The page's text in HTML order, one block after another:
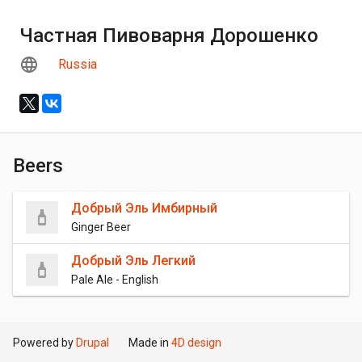
Частная Пивоварня Дорошенко
Russia
Beers
Добрый Эль Имбирный
Ginger Beer
Добрый Эль Легкий
Pale Ale - English
Powered by Drupal Made in 4D design